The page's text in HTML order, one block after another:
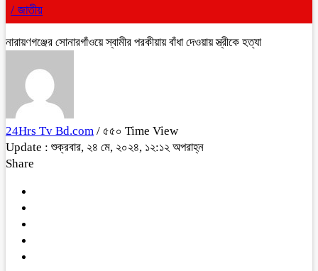
/ জাতীয়
নারায়ণগঞ্জের সোনারগাঁওয়ে স্বামীর পরকীয়ায় বাঁধা দেওয়ায় স্ত্রীকে হত্যা
24Hrs Tv Bd.com / ৫৫০ Time View
Update : শুক্রবার, ২৪ মে, ২০২৪, ১২:১২ অপরাহ্ন
Share